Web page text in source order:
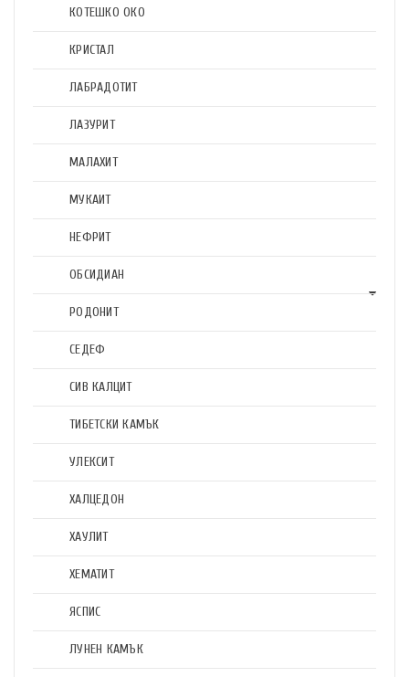
КОТЕШКО ОКО
КРИСТАЛ
ЛАБРАДОТИТ
ЛАЗУРИТ
МАЛАХИТ
МУКАИТ
НЕФРИТ
ОБСИДИАН
РОДОНИТ
СЕДЕФ
СИВ КАЛЦИТ
ТИБЕТСКИ КАМЪК
УЛЕКСИТ
ХАЛЦЕДОН
ХАУЛИТ
ХЕМАТИТ
ЯСПИС
ЛУНЕН КАМЪК